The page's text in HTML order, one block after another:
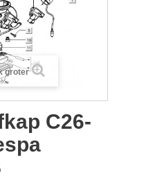
groter
C26-